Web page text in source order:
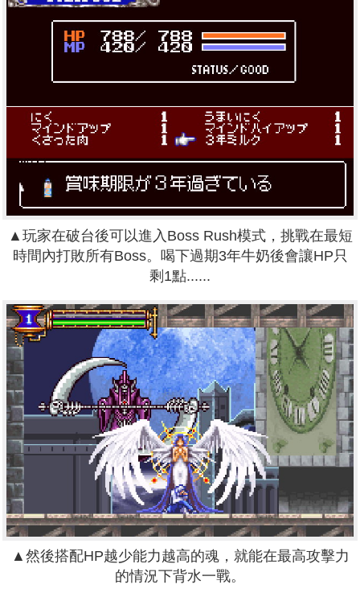
▲玩家在破台後可以進入Boss Rush模式，挑戰在最短
時間內打敗所有Boss。喝下過期3年牛奶後會讓HP只
剩1點......
▲然後搭配HP越少能力越高的魂，就能在最高攻擊力
的情況下背水一戰。